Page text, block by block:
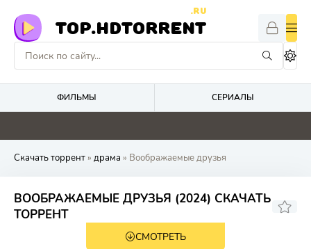
TOP.HDTORRENT
.RU
ФИЛЬМЫ СЕРИАЛЫ
4.1 0 4.8 0
Скачать торрент» драма » Воображаемые друзья
ВООБРАЖАЕМЫЕ ДРУЗЬЯ (2024) СКАЧАТЬ
ТОРРЕНТ
6,513
СМОТРЕТЬ